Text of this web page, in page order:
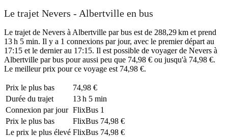
Le trajet Nevers - Albertville en bus
Le trajet de Nevers à Albertville par bus est de 288,29 km et prend
13 h 5 min. Il y a 1 connexions par jour, avec le premier départ au
17:15 et le dernier au 17:15. Il est possible de voyager de Nevers à
Albertville par bus pour aussi peu que 74,98 € ou jusqu'à 74,98 €.
Le meilleur prix pour ce voyage est 74,98 €.
Prix ​​le plus bas
74,98 €
Durée du trajet
13 h 5 min
Connexion par jour FlixBus 1
Prix ​​le plus bas
FlixBus 74,98 €
Le prix le plus élevé FlixBus 74,98 €